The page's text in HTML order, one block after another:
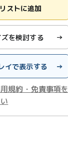
ストに追加
を検討する →
イで表示する →
規約・免責事項を